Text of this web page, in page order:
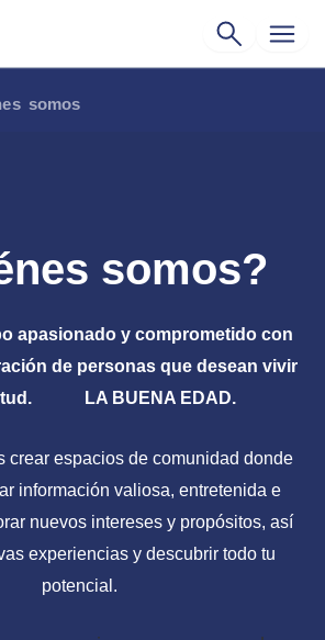
somos
somos?
apasionado y comprometido con
de personas que desean vivir
LA BUENA EDAD.
crear espacios de comunidad donde
información valiosa, entretenida e
nuevos intereses y propósitos, así
experiencias y descubrir todo tu
potencial.